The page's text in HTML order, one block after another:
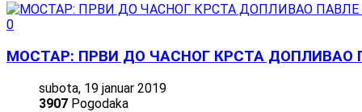
0
МОСТАР: ПРВИ ДО ЧАСНОГ КРСТА ДОПЛИВАО
subota, 19 januar 2019
3907 Pogodaka